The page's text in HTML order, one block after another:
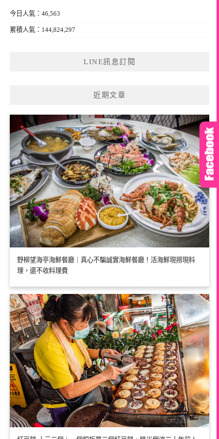
今日人氣：46,563
累積人氣：144,824,297
LINE訊息訂閱
近期文章
野柳望海亭海鮮餐廳｜真心不騙誠實海鮮餐廳！活海鮮現撈現料
理，還不收料理費